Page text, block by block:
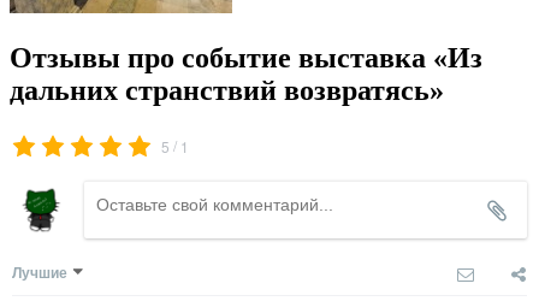
Отзывы про событие выставка «Из
дальних странствий возвратясь»
5 / 1
Лучшие